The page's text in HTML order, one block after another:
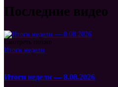
Последние видео
Смотреть позже
Итоги недели
Итоги недели — 8.08.2026